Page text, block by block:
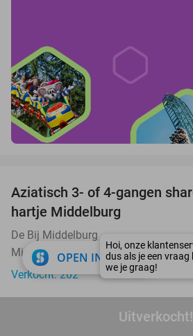
Uitverkocht!
Aziatisch 3- of 4-gangen
hartje Middelburg
De Bij Middelburg
Middelburg
Verkocht: 202
OPEN IN APP close